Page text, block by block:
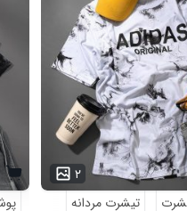
۲
تیشرت مردانه